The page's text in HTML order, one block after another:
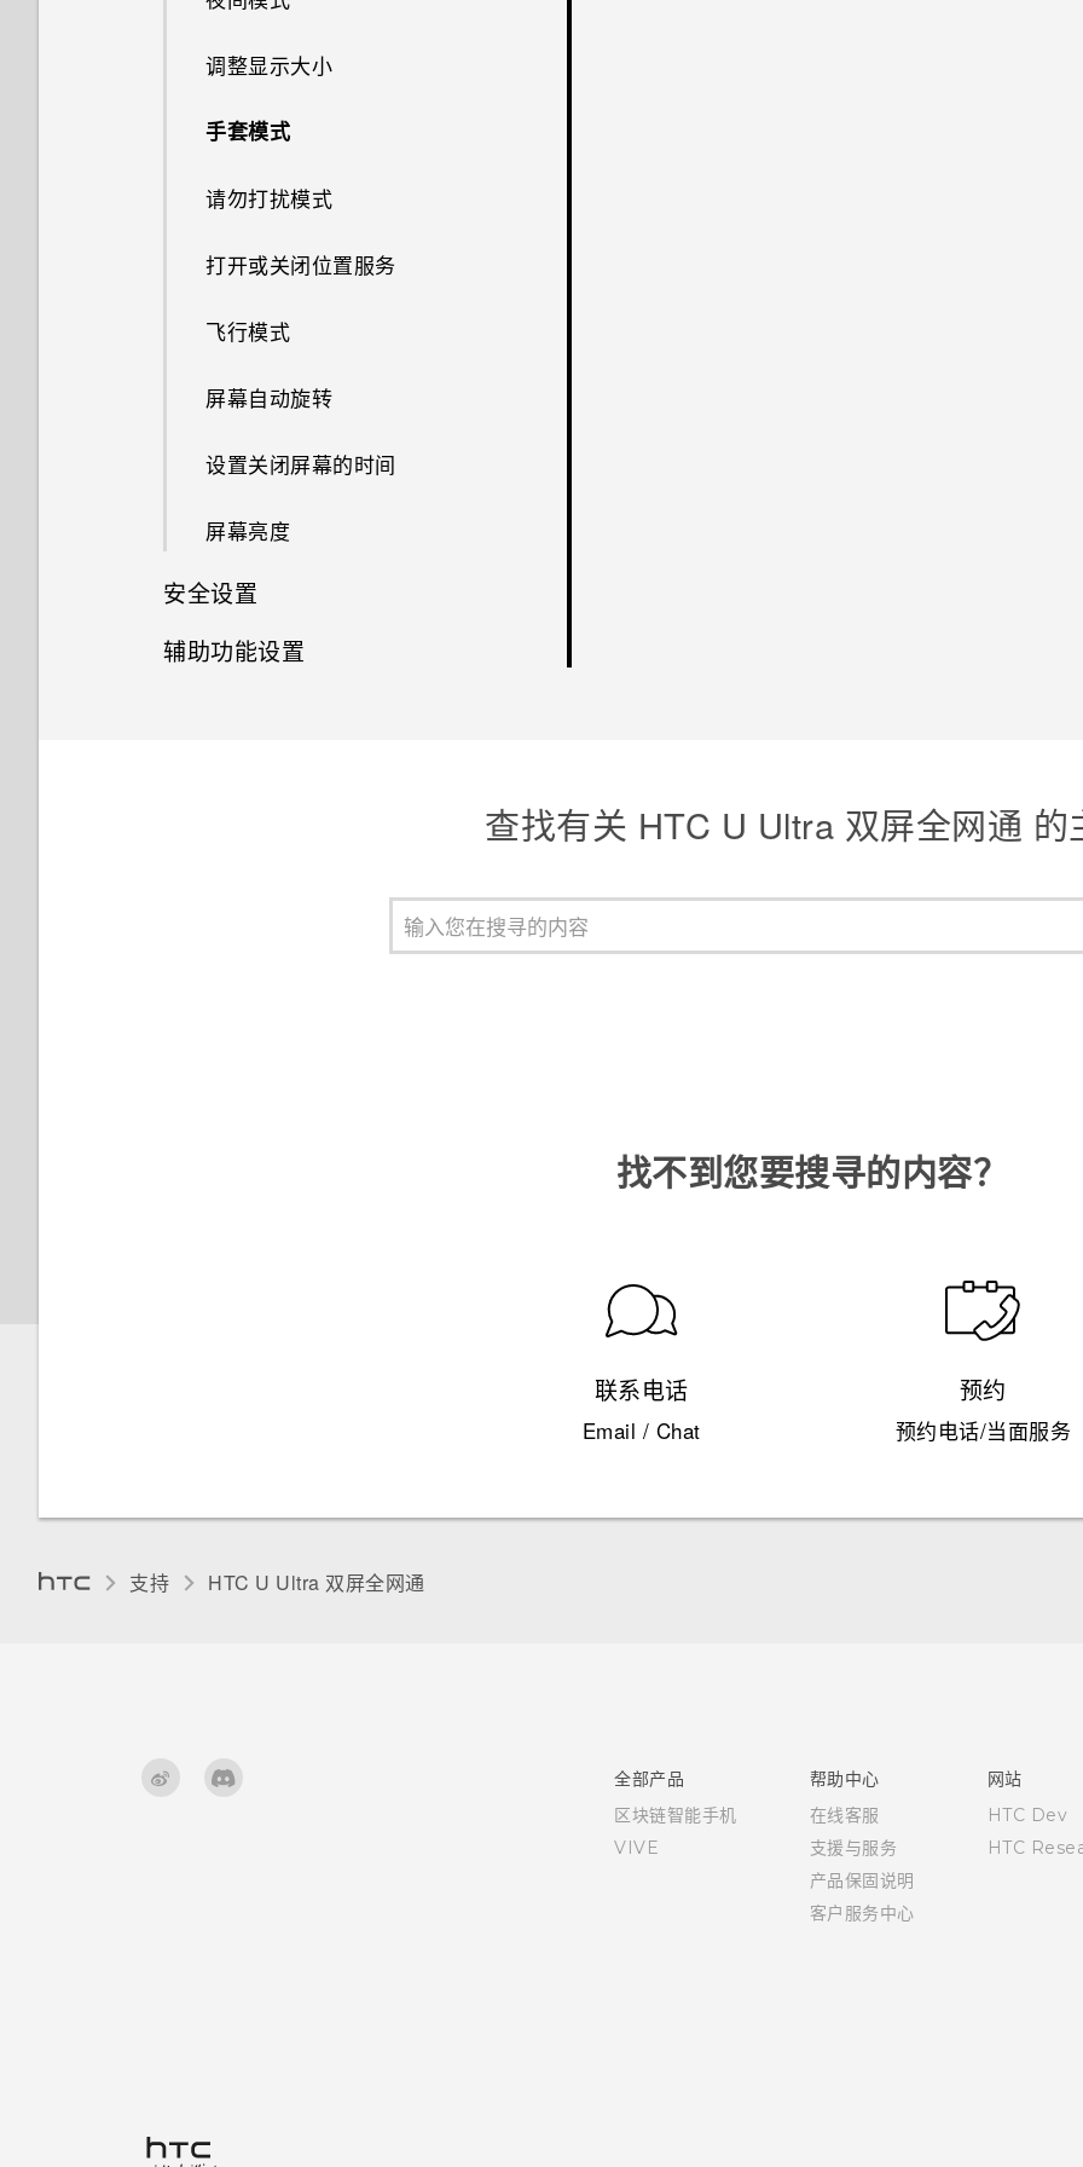
指纹识别器
连拍照片
使用 HDR
全景自拍
拍摄超广角全景自拍
拍摄全景照片
为选定游戏开启游戏电池优化
手动设置日期和时间
设置闹钟
剪辑视频
编辑延时拍摄视频
应用照片滤镜
美化人像
GIF 大师
图案添加
图形效果
幻影万花筒
双重曝光
魔法幻境
变脸妙拍
增强 RAW 照片
选择要显示的日历
分享活动
接受或拒绝会议邀请
解除或延迟活动提醒
启用高分辨率音频录音
Companion？
设置 HTC Sense Companion
查看详情卡
的方式
自定义要闻资讯源
在 HTC BlinkFeed 中播放视频
发布到社交网络
从 HTC BlinkFeed 删除内容
通话记录
标记陌生号码
切换静音、振动和一般模式
国内拨号
用智能拨号拨打电话
拨打分机号
快速拨号
复制短信到 nano SIM/UIM 卡
何谓智能同步？
查收邮件
发送电子邮件
阅读和回复电子邮件
使用省电模式
在手机存储与存储卡之间移动应
出
在手机存储与存储卡之间复制或
制文件
卸载存储卡
在手机和电脑之间传输照片、视
频和音乐
安装数字证书
将 HTC U Ultra 用作 WLAN 热
机的互联网连接
器或 Apple TV
将音乐流式传输到 Blackfire 兼
容扬声器
通过 Qualcomm AllPlay 智能媒
体平台将音乐流式传输到扬声器
打开或关闭蓝牙
连接蓝牙耳机
取消蓝牙设备配对
使用蓝牙接收文件
使用 NFC
调整显示大小
手套模式
请勿打扰模式
打开或关闭位置服务
飞行模式
屏幕自动旋转
设置关闭屏幕的时间
屏幕亮度
安全设置
分配 PIN 码到 nano SIM/UIM
辅助功能设置
查找有关 HTC U Ultra 双屏全网通 的
找不到您要搜寻的内容？
联系电话
Email / Chat
预约
预约电话/当面服务
支持 HTC U Ultra 双屏全网通‎
全部产品
区块链智能手机
VIVE
帮助中心
在线客服
支援与服务
产品保固说明
客户服务中心
网站
HTC Dev
HTC